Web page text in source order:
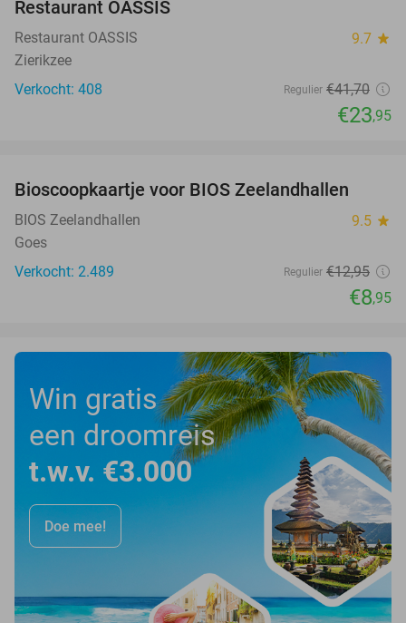
Restaurant OASSIS
Restaurant OASSIS 9.7 star
Zierikzee
Verkocht: 408
Regulier €41,70
€23,95
Bioscoopkaartje voor BIOS Zeelandhallen
BIOS Zeelandhallen 9.5 star
Goes
Verkocht: 2.489
Regulier €12,95
€8,95
Win gratis
een droomreis
t.w.v. €3.000
Doe mee!